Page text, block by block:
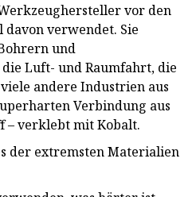
vor den
verwendet. Sie
und
Luft- und Raumfahrt, die
andere Industrien aus
Verbindung aus
– verklebt mit Kobalt.
der extremsten Materialien